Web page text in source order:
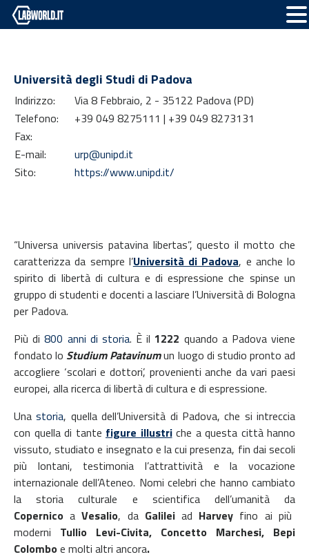
Università degli Studi di Padova
Indirizzo:
Via 8 Febbraio, 2 - 35122 Padova (PD)
Telefono:
+39 049 8275111 | +39 049 8273131
Fax:
E-mail:
urp@unipd.it
Sito:
https://www.unipd.it/
“Universa universis patavina libertas”, questo il motto che
caratterizza da sempre l’Università di Padova, e anche lo
spirito di libertà di cultura e di espressione che spinse un
gruppo di studenti e docenti a lasciare l’Università di Bologna
per Padova.
Più di800 anni di storia. È il 1222 quando a Padova viene
fondato lo Studium Patavinumun luogo di studio pronto ad
accogliere ‘scolari e dottori’, provenienti anche da vari paesi
europei, alla ricerca di libertà di cultura e di espressione.
Unastoria, quella dell’Università di Padova, che si intreccia
con quella di tante figure illustriche a questa città hanno
vissuto, studiato e insegnato e la cui presenza, fin dai secoli
più lontani, testimonia l’attrattività e la vocazione
internazionale dell’Ateneo. Nomi celebri che hanno cambiato
la storia culturale e scientifica dell’umanità da
Copernico aVesalio, da Galileiad Harvey fino ai più
moderni Tullio Levi-Civita, Concetto Marchesi, Bepi
Colomboe molti altri ancora.